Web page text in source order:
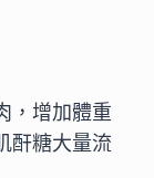
，增加體重
酐糖大量流